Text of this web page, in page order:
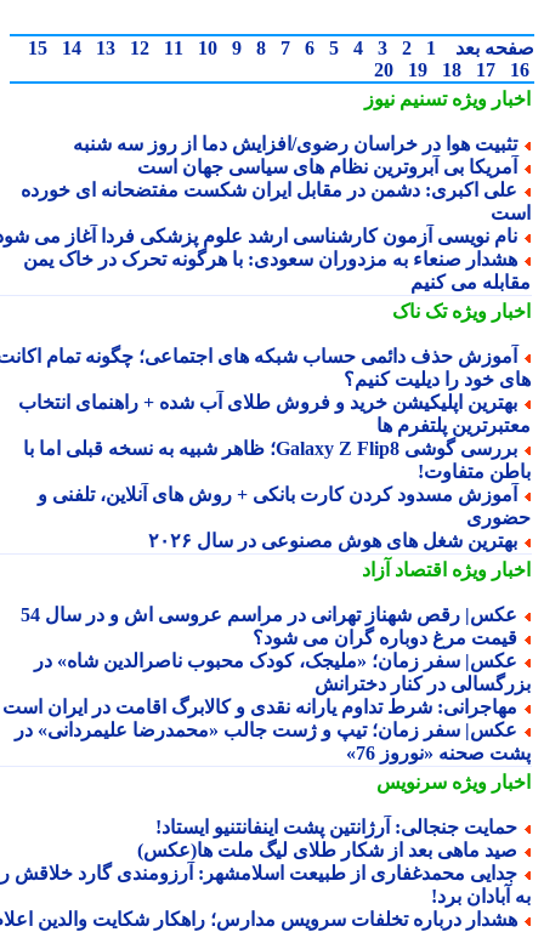
بعد 1
2
3
4
5
6
7
8
9
10
11
12
13
14
15
17
18
19
20
ویژهتسنیم نیوز
هوا در خراسان رضوی/افزایش دما از روز سه شنبه
بی آبروترین نظام های سیاسی جهان است
اکبری: دشمن در مقابل ایران شکست مفتضحانه ای خورده
نویسی آزمون کارشناسی ارشد علوم پزشکی فردا آغاز می شود
صنعاء به مزدوران سعودی: با هرگونه تحرک در خاک یمن
می کنیم
ویژهتک ناک
حذف دائمی حساب شبکه های اجتماعی؛ چگونه تمام اکانت
خود را دیلیت کنیم؟
اپلیکیشن خرید و فروش طلای آب شده + راهنمای انتخاب
پلتفرم ها
بررسی گوشی Galaxy Z Flip8؛ ظاهر شبیه به نسخه قبلی اما با
متفاوت!
مسدود کردن کارت بانکی + روش های آنلاین، تلفنی و
شغل های هوش مصنوعی در سال ۲۰۲۶
ویژهاقتصاد آزاد
رقص شهناز تهرانی در مراسم عروسی اش و در سال 54
مرغ دوباره گران می شود؟
سفر زمان؛ «ملیجک، کودک محبوب ناصرالدین شاه» در
در کنار دخترانش
شرط تداوم یارانه نقدی و کالابرگ اقامت در ایران است
سفر زمان؛ تیپ و ژست جالب «محمدرضا علیمردانی» در
صحنه «نوروز 76»
ویژهسرنویس
جنجالی: آرژانتین پشت اینفانتنیو ایستاد!
ماهی بعد از شکار طلای لیگ ملت ها(عکس)
محمدغفاری از طبیعت اسلامشهر: آرزومندی گارد خلاقش را
آبادان برد!
درباره تخلفات سرویس مدارس؛ راهکار شکایت والدین اعلام